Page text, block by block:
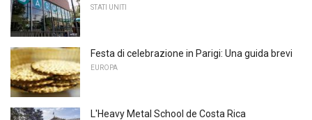
STATI UNITI
Festa di celebrazione in Parigi: Una guida brevi
EUROPA
L'Heavy Metal School de Costa Rica